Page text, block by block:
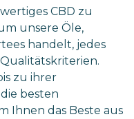
CBD zu
unsere Öle,
handelt, jedes
zu ihrer
besten
Ihnen das Beste aus